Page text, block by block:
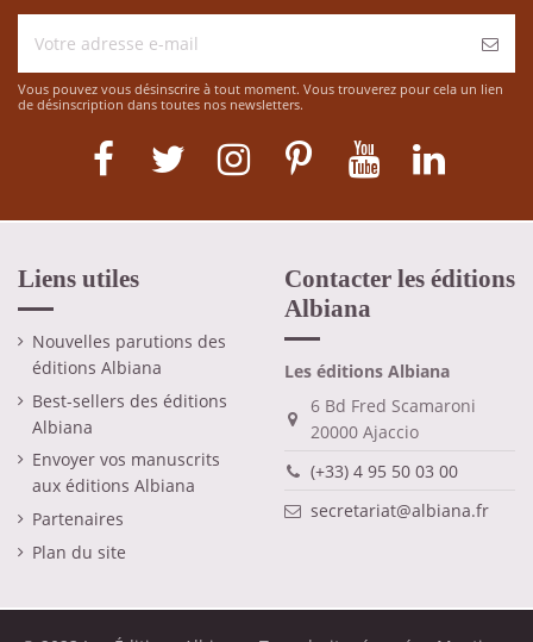
Vous pouvez vous désinscrire à tout moment. Vous trouverez pour cela un lien
de désinscription dans toutes nos newsletters.
Liens utiles
Nouvelles parutions des
éditions Albiana
Best-sellers des éditions
Albiana
Envoyer vos manuscrits
aux éditions Albiana
Partenaires
Plan du site
Contacter les éditions
Albiana
Les éditions Albiana
6 Bd Fred Scamaroni
20000 Ajaccio
(+33) 4 95 50 03 00
secretariat@albiana.fr